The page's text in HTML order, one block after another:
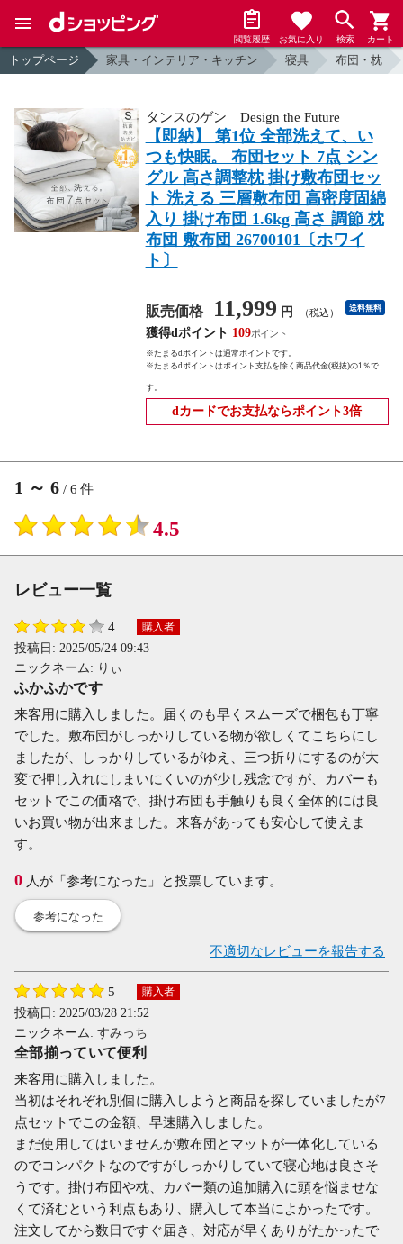
閲覧履歴 お気に入り 検索 カート
トップページ 家具・インテリア・キッチン 寝具 布団・枕
タンスのゲン Design the Future
【即納】 第1位 全部洗えて、い
つも快眠。 布団セット 7点 シン
グル 高さ調整枕 掛け敷布団セッ
ト 洗える 三層敷布団 高密度固綿
入り 掛け布団 1.6kg 高さ 調節 枕
布団 敷布団 26700101〔ホワイ
ト〕
販売価格 11,999 円 （税込） 送料無料
獲得dポイント 109
※たまるdポイントは通常ポイントです。
※たまるdポイントはポイント支払を除く商品代金(税抜)の1％で
す。
dカードでお支払ならポイント3倍
1 ～ 6 / 6 件
4.5
レビュー一覧
4 購入者
投稿日: 2025/05/24 09:43
ニックネーム: りぃ
ふかふかです
来客用に購入しました。届くのも早くスムーズで梱包も丁寧
でした。敷布団がしっかりしている物が欲しくてこちらにし
ましたが、しっかりしているがゆえ、三つ折りにするのが大
変で押し入れにしまいにくいのが少し残念ですが、カバーも
セットでこの価格で、掛け布団も手触りも良く全体的には良
いお買い物が出来ました。来客があっても安心して使えま
す。
0 人が「参考になった」と投票しています。
参考になった
不適切なレビューを報告する
5 購入者
投稿日: 2025/03/28 21:52
ニックネーム: すみっち
全部揃っていて便利
来客用に購入しました。
当初はそれぞれ別個に購入しようと商品を探していましたが7
点セットでこの金額、早速購入しました。
まだ使用してはいませんが敷布団とマットが一体化している
のでコンパクトなのですがしっかりしていて寝心地は良さそ
うです。掛け布団や枕、カバー類の追加購入に頭を悩ませな
くて済むという利点もあり、購入して本当によかったです。
注文してから数日ですぐ届き、対応が早くありがたかったで